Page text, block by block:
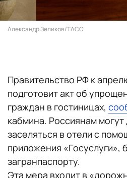
Александр Зеликов/ТАСС
Правительство РФ к
подготовит акт об
граждан в гостиницах,
кабмина. Россиянам
заселяться в отели с
приложения «Госуслуги»,
загранпаспорту.
Эта мера входит в